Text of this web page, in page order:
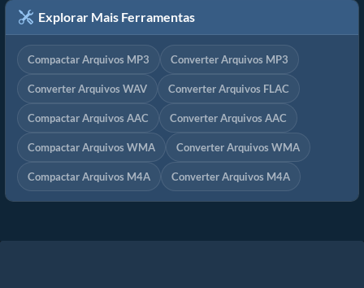
Explorar Mais Ferramentas
Compactar Arquivos MP3 Converter Arquivos MP3
Converter Arquivos WAV Converter Arquivos FLAC
Compactar Arquivos AAC Converter Arquivos AAC
Compactar Arquivos WMA Converter Arquivos WMA
Compactar Arquivos M4A Converter Arquivos M4A